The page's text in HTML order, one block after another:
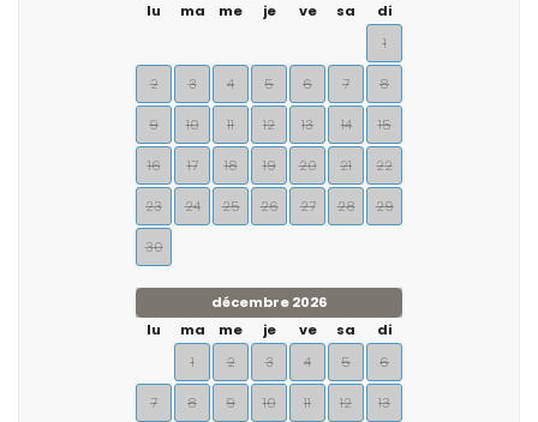
lu
ma me je ve sa
di
1
2 3 4 5 6 7 8
9 10 11 12 13 14 15
16 17 18 19 20 21 22
23 24 25 26 27 28 29
30
décembre 2026
lu
ma me je ve sa
di
1
2 3 4 5 6
7 8 9 10 11 12 13